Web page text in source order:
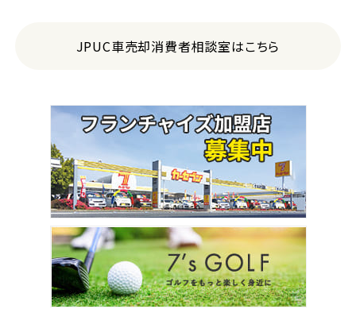
JPUC車売却消費者相談室はこちら